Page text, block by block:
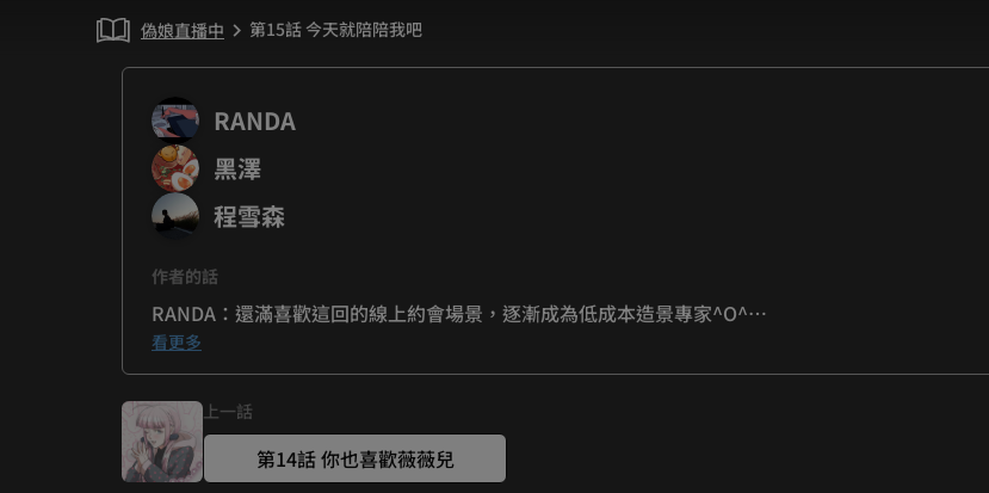
偽娘直播中 chevron_right 第15話 今天就陪陪我吧
RANDA
黑澤
程雪森
作者的話
RANDA：還滿喜歡這回的線上約會場景，逐漸成為低成本造景專家^O^
黑澤：馬尾的薇薇兒太可愛了！！！
看更多
上一話
第14話 你也喜歡薇薇兒